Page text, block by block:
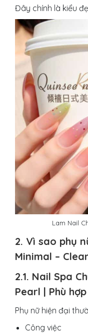
Đây chính là kiểu
Lam Nail
2. Vì sao phụ
Minimal –
2.1. Nail Spa
Pearl | Phù
Phụ nữ hiện đại
Công việc